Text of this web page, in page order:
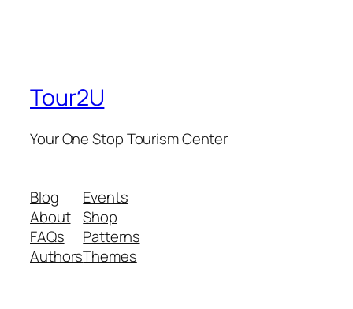
Tour2U
Your One Stop Tourism Center
Blog
About
FAQs
Authors
Events
Shop
Patterns
Themes